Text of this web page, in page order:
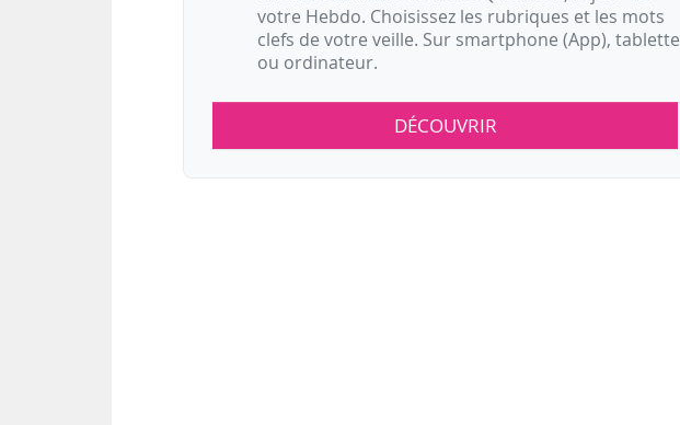
votre Hebdo. Choisissez les rubriques et les mots
clefs de votre veille. Sur smartphone (App), tablette
ou ordinateur.
DÉCOUVRIR